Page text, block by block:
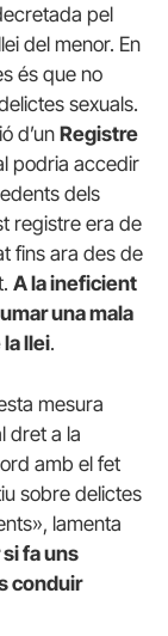
pel
del menor. En
és que no
sexuals.
d’un Registre
podria accedir
dels
registre era de
fins ara des de
A la ineficient
una mala
llei.
mesura
dret a la
amb el fet
sobre delictes
lamenta
fa uns
conduir